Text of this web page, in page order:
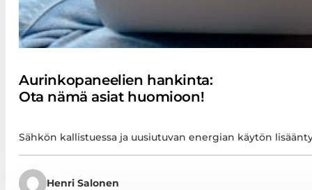
Aurinkopaneelien hankinta:
Ota nämä asiat huomioon!
Sähkön kallistuessa ja uusiutuvan energian käytön
Henri Salonen